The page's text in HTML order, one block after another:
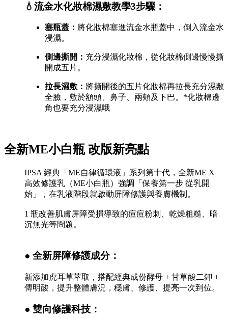
💧流金水化妝棉濕敷教學3步驟：
塞瓶蓋： 將化妝棉塞進流金水瓶蓋中，倒入流金水
浸濕。
側邊撕開： 充分浸濕化妝棉，從化妝棉側邊慢慢撕
開成五片。
拉長濕敷： 將撕開後的五片化妝棉再拉長充分濕敷
全臉，敷於額頭、鼻子、兩頰及下巴。*化妝棉邊
角也要充分浸濕哦
全新ME小白瓶 改版新亮點
IPSA 經典「ME自律循環液」系列第十代，全新ME X
高效修護乳（ME小白瓶）強調「保養第一步 從乳開
始」，在乳液階段就啟動屏障修護與養膚機制。
1 瓶改善肌膚屏障受損導致的痘痘粉刺、乾燥粗糙、暗
沉無光等問題。
● 全新屏障修護成分：
新添加虎耳草萃取，搭配經典成份酵母 + 甘草酸二鉀 +
傳明酸，提升整體膚況，穩膚、修護、提亮一次到位。
● 雙向修護科技：